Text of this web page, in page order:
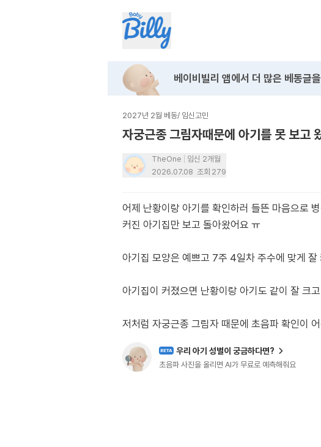
베이비빌리 앱에서 더 많은 베동글
2027년 2월 베동/ 임신고민
자궁근종 그림자때문에 아기를 못 보고
TheOne
임신 2개월
2026.07.08 조회 279
어제 난황이랑 아기를 확인하러 들뜬 마음으로
커진 아기집만 보고 돌아왔어요 ㅠ
아기집 모양은 예쁘고 7주 4일차 주수에 맞게
아기집이 커졌으면 난황이랑 아기도 같이 잘 크
저처럼 자궁근종 그림자 때문에 초음파 확인이
BETA 우리 아기 성별이 궁금하다면?
초음파 사진을 올리면 AI가 무료로 예측해줘요